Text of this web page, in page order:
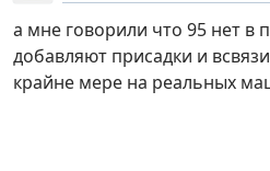
а мне говорили что 95 нет в
добавляют присадки и
крайне мере на реальных